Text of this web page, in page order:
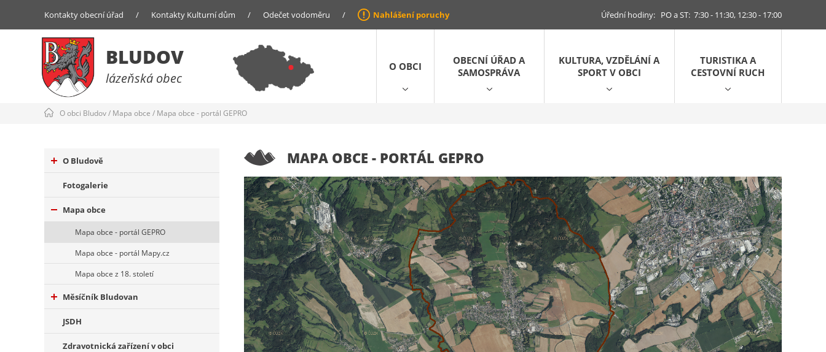
Kontakty obecní úřad / Kontakty Kulturní dům / Odečet vodoměru / Nahlášení poruchy Úřední hodiny: PO a ST: 7:30 - 11:30, 12:30 - 17:00
BLUDOV
lázeňská obec
O OBCI
OBECNÍ ÚŘAD A
SAMOSPRÁVA
KULTURA, VZDĚLÁNÍ A
SPORT V OBCI
TURISTIKA A
CESTOVNÍ RUCH
O obci Bludov/ Mapa obce / Mapa obce - portál GEPRO
O Bludově
Fotogalerie
Mapa obce
Mapa obce - portál GEPRO
Mapa obce - portál Mapy.cz
Mapa obce z 18. století
Měsíčník Bludovan
JSDH
Zdravotnická zařízení v obci
MAPA OBCE - PORTÁL GEPRO